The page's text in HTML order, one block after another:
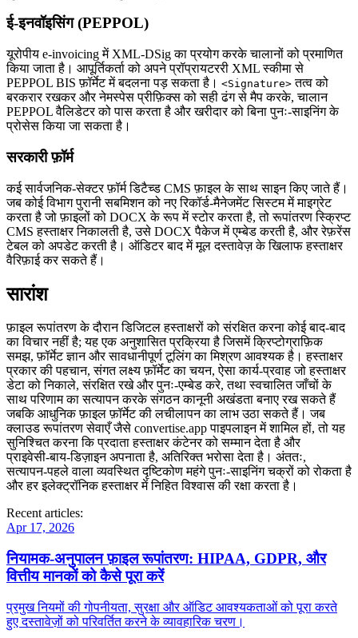
ई‑इनवॉइसिंग (PEPPOL)
यूरोपीय e‑invoicing में XML‑DSig का प्रयोग करके चालानों को प्रमाणित
किया जाता है। आपूर्तिकर्ता को अपने प्रॉप्रायटररी XML स्कीमा से
PEPPOL BIS फ़ॉर्मेट में बदलना पड़ सकता है। <Signature> तत्व को
बरकरार रखकर और नेमस्पेस प्रीफ़िक्स को सही ढंग से मैप करके, चालान
PEPPOL वैलिडेटर को पास करता है और खरीदार को बिना पुनः‑साइनिंग के
प्रोसेस किया जा सकता है।
सरकारी फ़ॉर्म
कई सार्वजनिक‑सेक्टर फ़ॉर्म डिटैच्ड CMS फ़ाइल के साथ साइन किए जाते हैं।
जब कोई विभाग पुरानी सबमिशन को नए रिकॉर्ड‑मैनेजमेंट सिस्टम में माइग्रेट
करता है जो फ़ाइलों को DOCX के रूप में स्टोर करता है, तो रूपांतरण स्क्रिप्ट
CMS हस्ताक्षर निकालती है, उसे DOCX पैकेज में एम्बेड करती है, और रेफ़रेंस
टेबल को अपडेट करती है। ऑडिटर बाद में मूल दस्तावेज़ के खिलाफ हस्ताक्षर
वैरिफ़ाई कर सकते हैं।
सारांश
फ़ाइल रूपांतरण के दौरान डिजिटल हस्ताक्षरों को संरक्षित करना कोई बाद‑बाद
का विचार नहीं है; यह एक अनुशासित प्रक्रिया है जिसमें क्रिप्टोग्राफ़िक
समझ, फ़ॉर्मेट ज्ञान और सावधानीपूर्ण टूलिंग का मिश्रण आवश्यक है। हस्ताक्षर
प्रकार की पहचान, संगत लक्ष्य फ़ॉर्मेट का चयन, ऐसा कार्य‑प्रवाह जो हस्ताक्षर
डेटा को निकाले, संरक्षित रखे और पुनः‑एम्बेड करे, तथा स्वचालित जाँचों के
साथ परिणाम का सत्यापन करके संगठन कानूनी अखंडता बनाए रख सकते हैं
जबकि आधुनिक फ़ाइल फ़ॉर्मेट की लचीलापन का लाभ उठा सकते हैं। जब
क्लाउड रूपांतरण सेवाएँ जैसे convertise.app पाइपलाइन में शामिल हों, तो यह
सुनिश्चित करना कि प्रदाता हस्ताक्षर कंटेनर को सम्मान देता है और
प्राइवेसी‑बाय‑डिज़ाइन अपनाता है, अतिरिक्त भरोसा देता है। अंततः,
सत्यापन‑पहले वाला व्यवस्थित दृष्टिकोण महंगे पुनः‑साइनिंग चक्रों को रोकता है
और हर इलेक्ट्रॉनिक हस्ताक्षर में निहित विश्वास की रक्षा करता है।
Recent articles:
Apr 17, 2026
नियामक‑अनुपालन फ़ाइल रूपांतरण: HIPAA, GDPR, और
वित्तीय मानकों को कैसे पूरा करें
प्रमुख नियमों की गोपनीयता, सुरक्षा और ऑडिट आवश्यकताओं को पूरा करते
हुए दस्तावेज़ों को परिवर्तित करने के व्यावहारिक चरण।